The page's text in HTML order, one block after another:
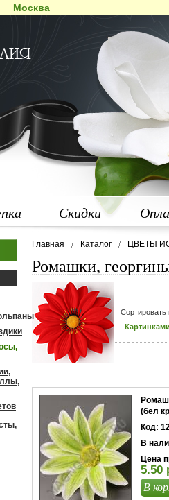
Москва
Скидки
Главная Каталог ЦВЕТЫ
Ромашки,
Сортировать
(бел
Код:
В
Цена
5.50
В